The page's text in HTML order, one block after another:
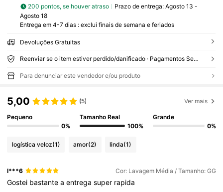
200 pontos, se houver atraso Prazo de entrega: Agosto 13 -
Agosto 18
Entrega em 4-7 dias : exclui finais de semana e feriados
Devoluções Gratuitas
Reenviar se o item estiver perdido/danificado · Pagamentos Seguros · Proteção de privacidade
Para denunciar este vendedor e/ou produto
5,00 (5) Ver mais
Pequeno
0%
Tamanho Real
100%
Grande
0%
logística veloz(1) amor(2) linda(1)
l***6 Cor: Lavagem Média / Tamanho: GG
Gostei bastanteaentregasuper rapida